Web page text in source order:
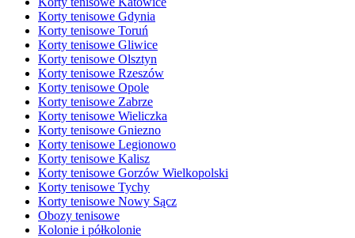
Korty tenisowe Gdynia
Korty tenisowe Toruń
Korty tenisowe Gliwice
Korty tenisowe Olsztyn
Korty tenisowe Rzeszów
Korty tenisowe Opole
Korty tenisowe Zabrze
Korty tenisowe Wieliczka
Korty tenisowe Gniezno
Korty tenisowe Legionowo
Korty tenisowe Kalisz
Korty tenisowe Gorzów Wielkopolski
Korty tenisowe Tychy
Korty tenisowe Nowy Sącz
Obozy tenisowe
Kolonie i półkolonie